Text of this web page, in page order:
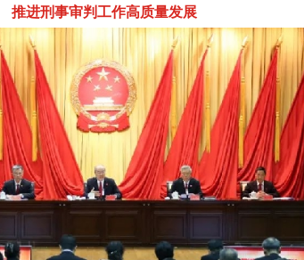
推进刑事审判工作高质量发展